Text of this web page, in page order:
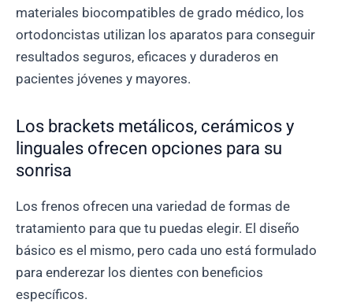
materiales biocompatibles de grado médico, los
ortodoncistas utilizan los aparatos para conseguir
resultados seguros, eficaces y duraderos en
pacientes jóvenes y mayores.
Los brackets metálicos, cerámicos y
linguales ofrecen opciones para su
sonrisa
Los frenos ofrecen una variedad de formas de
tratamiento para que tu puedas elegir. El diseño
básico es el mismo, pero cada uno está formulado
para enderezar los dientes con beneficios
específicos.